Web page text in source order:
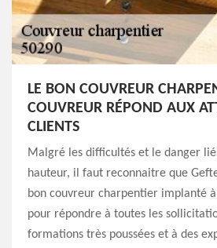
LE BON COUVREUR
COUVREUR RÉPOND AUX
CLIENTS
Malgré les difficultés et le danger
hauteur, il faut reconnaitre que
bon couvreur charpentier implanté
pour répondre à toutes les
formations très poussées et à des